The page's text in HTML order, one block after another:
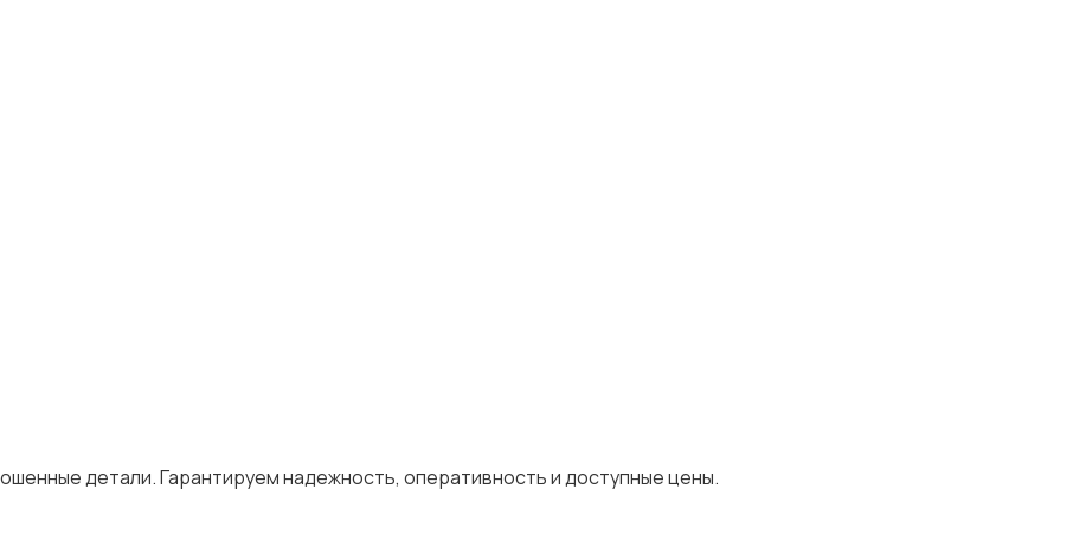
детали. Гарантируем надежность, оперативность и доступные цены.